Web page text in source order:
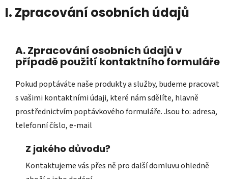
I. Zpracování osobních údajů
A. Zpracování osobních údajů v
případě použití kontaktního formuláře
Pokud poptáváte naše produkty a služby, budeme pracovat
s vašimi kontaktními údaji, které nám sdělíte, hlavně
prostřednictvím poptávkového formuláře. Jsou to: adresa,
telefonní číslo, e-mail
Z jakého důvodu?
Kontaktujeme vás přes ně pro další domluvu ohledně